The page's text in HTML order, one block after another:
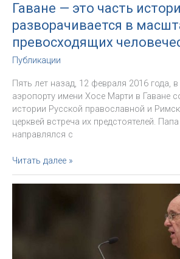
Гаване — это часть
разворачивается в
превосходящих
Публикации
Пять лет назад, 12 февраля 2016 года,
аэропорту имени Хосе Марти в Гаване
истории Русской православной и
церквей встреча их предстоятелей.
направлялся с
Архиепископ
Павел
Пецци:
Читать далее »